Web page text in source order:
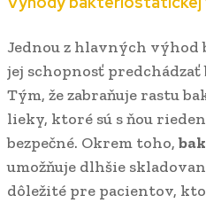
Jednou z hlavných
jej schopnosť
Tým, že zabraňuje rastu
lieky, ktoré sú s ňou
bezpečné. Okrem toho,
umožňuje dlhšie
dôležité pre pacientov,